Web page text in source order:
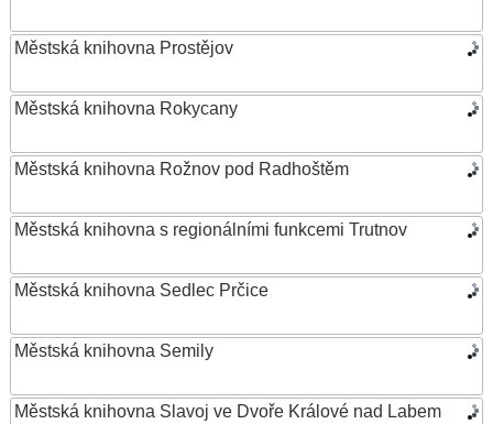
Městská knihovna Prostějov
Městská knihovna Rokycany
Městská knihovna Rožnov pod Radhoštěm
Městská knihovna s regionálními funkcemi Trutnov
Městská knihovna Sedlec Prčice
Městská knihovna Semily
Městská knihovna Slavoj ve Dvoře Králové nad Labem